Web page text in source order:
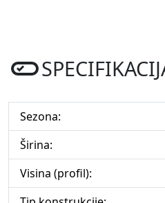
Sezona:
Širina:
Visina (profil):